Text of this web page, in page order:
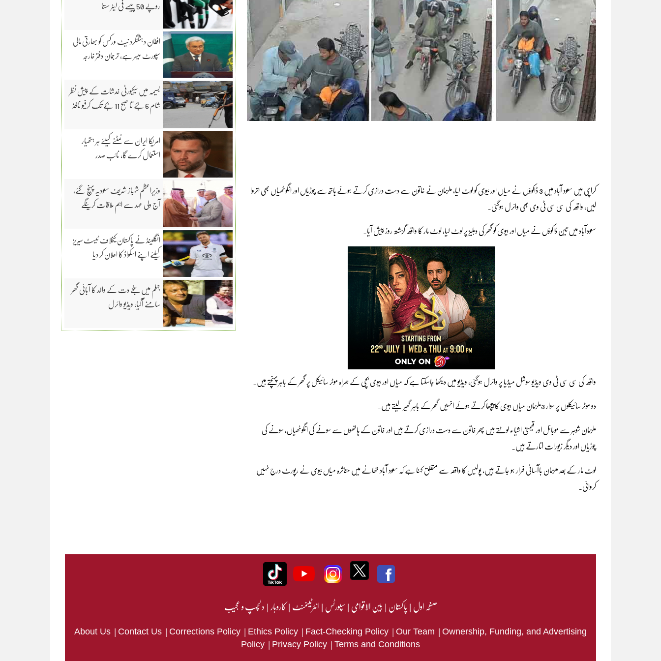
کراچی میں سعود آباد میں 3 ڈاکوؤں نے میاں اور بیوی کو لوٹ لیا، ملزمان نے خاتون سے دست درازی کرتے ہوئے ہاتھ سے چوڑیاں اور انگوٹھیاں بھی اتروا
لیں، واقعہ کی سی سی ٹی وی بھی وائرل ہوگئی۔
سعودآباد میں تین ڈاکوؤں نے میاں اور بیوی کو گھر کی دہلیز پر لوٹ لیا، لوٹ مار کا واقعہ گزشتہ روز پیش آیا۔
واقعہ کی سی سی ٹی وی ویڈیو سوشل میڈیا پر وائرل ہوگئی، ویڈیو میں دیکھا جاسکتا ہے کہ میاں اور بیوی بچی کے ہمراہ موٹر سائیکل پر گھر کے باہر پہنچتے ہیں۔
دو موٹر سائیکلوں پر سوار 3ملزمان میاں بیوی کا پیچھا کرتے ہوئے انہیں گھر کے باہر گھیر لیتے ہیں۔
ملزمان شوہر سے موبائل اور قیمتی اشیاء لوٹتے ہیں پھر خاتون سے دست درازی کرتے ہیں اور خاتون کے ہاتھوں سے سونے کی انگوٹھیاں، سونے کی
چوڑیاں اور دیگر زیورات اتارتے ہیں۔
لوٹ مار کے بعد ملزمان باآسانی فرار ہو جاتے ہیں، پولیس کا واقعہ سے متعلق کہنا ہے کہ سعود آباد تھانے میں متاثرہ میاں بیوی نے رپورٹ درج نہیں
کروائی۔
روپے 50 پیسے فی لیٹر سستا
افغان دہشتگرد نیٹ ورکس کو بھارتی مالی
سپورٹ میسر ہے، ترجمان دفتر خارجہ
بسیمہ میں سیکیورٹی خدشات کے پیش نظر
شام 6 بجے تا صبح 11 بجے تک کرفیو نافذ
امریکا ایران سے نمٹنے کیلئے ہر ہتھیار
استعمال کرے گا، نائب صدر
وزیراعظم شہباز شریف سعودیہ پہنچ گئے،
آج ولی عہد سے اہم ملاقات کرینگے
انگلینڈ نے پاکستان کیخلاف ٹیسٹ سیریز
کیلئے اپنے اسکواڈ کا اعلان کر دیا
جہلم میں سنجے دت کے والد کا آبائی گھر
سامنے آگیا، ویڈیو وائرل
صفحہ اول|پاکستان|بین الاقوامی|سپورٹس|انٹرٹینمنٹ|کاروبار|دلچسپ و عجیب
About Us | Contact Us | Corrections Policy | Ethics Policy | Fact-Checking Policy | Our Team | Ownership, Funding, and Advertising
Policy | Privacy Policy | Terms and Conditions